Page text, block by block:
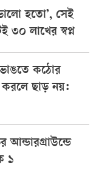
হতো’, সেই
৩০ লাখের স্বপ্ন
ভাঙতে কঠোর
করলে ছাড় নয়:
আন্ডারগ্রাউন্ডে
১